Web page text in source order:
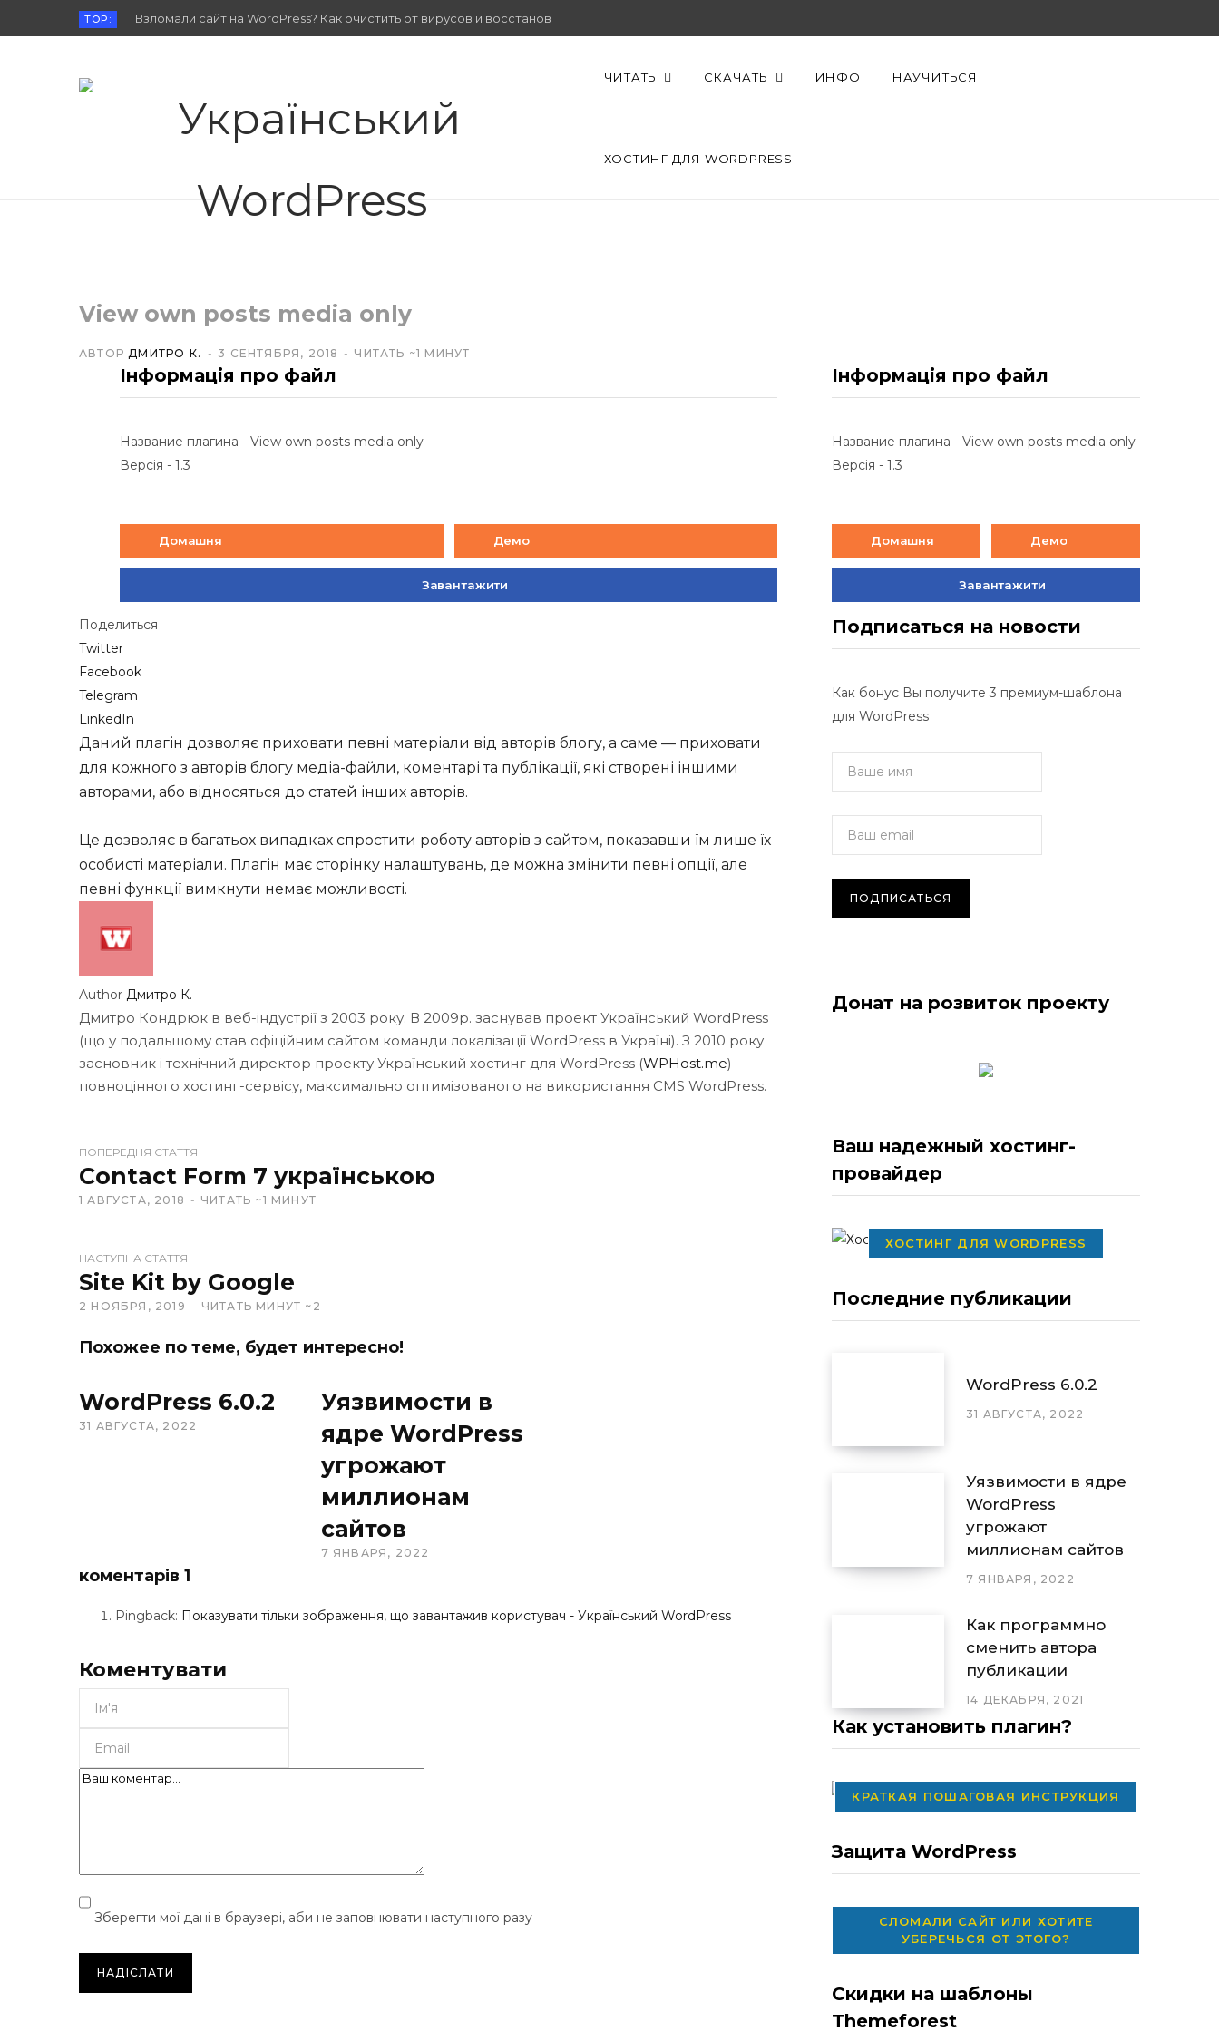
TOP: Взломали сайт на WordPress? Как очистить от вирусов и восстановить работу.
F X Y
ЧИТАТЬ СКАЧАТЬ ИНФО НАУЧИТЬСЯ
ХОСТИНГ ДЛЯ WORDPRESS
View own posts media only
АВТОР ДМИТРО К. 3 СЕНТЯБРЯ, 2018 ЧИТАТЬ ~1 МИНУТ
Інформація про файл
Название плагина - View own posts media only
Версія - 1.3
Домашня Демо
Завантажити
Поделиться
Twitter
Facebook
Telegram
LinkedIn
Даний плагін дозволяє приховати певні матеріали від авторів блогу, а саме — приховати
для кожного з авторів блогу медіа-файли, коментарі та публікації, які створені іншими
авторами, або відносяться до статей інших авторів.
Це дозволяє в багатьох випадках спростити роботу авторів з сайтом, показавши їм лише їх
особисті матеріали. Плагін має сторінку налаштувань, де можна змінити певні опції, але
певні функції вимкнути немає можливості.
Author Дмитро К.
Дмитро Кондрюк в веб-індустрії з 2003 року. В 2009р. заснував проект Український WordPress
(що у подальшому став офіційним сайтом команди локалізації WordPress в Україні). З 2010 року
засновник і технічний директор проекту Український хостинг для WordPress (WPHost.me) -
повноцінного хостинг-сервісу, максимально оптимізованого на використання CMS WordPress.
e
b
s
e
ПОПЕРЕДНЯ СТАТТЯ
Contact Form 7 українською
1 АВГУСТА, 2018 ЧИТАТЬ ~1 МИНУТ
НАСТУПНА СТАТТЯ
Site Kit by Google
2 НОЯБРЯ, 2019 ЧИТАТЬ МИНУТ ~2
Похожее по теме, будет интересно!
WordPress 6.0.2
31 АВГУСТА, 2022
Уязвимости в
ядре WordPress
угрожают
миллионам
сайтов
7 ЯНВАРЯ, 2022
коментарів 1
Pingback: Показувати тільки зображення, що завантажив користувач - Український WordPress
Коментувати
Зберегти мої дані в браузері, аби не заповнювати наступного разу
Інформація про файл
Название плагина - View own posts media only
Версія - 1.3
Домашня Демо
Завантажити
Подписаться на новости
Как бонус Вы получите 3 премиум-шаблона
для WordPress
Донат на розвиток проекту
Ваш надежный хостинг-
провайдер
ХОСТИНГ ДЛЯ WORDPRESS
Последние публикации
WordPress 6.0.2
31 АВГУСТА, 2022
Уязвимости в ядре
WordPress
угрожают
миллионам сайтов
7 ЯНВАРЯ, 2022
Как программно
сменить автора
публикации
14 ДЕКАБРЯ, 2021
Как установить плагин?
КРАТКАЯ ПОШАГОВАЯ ИНСТРУКЦИЯ
Защита WordPress
СЛОМАЛИ САЙТ ИЛИ ХОТИТЕ
УБЕРЕЧЬСЯ ОТ ЭТОГО?
Скидки на шаблоны
Themeforest